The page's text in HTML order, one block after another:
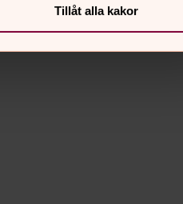
Tillåt alla kakor